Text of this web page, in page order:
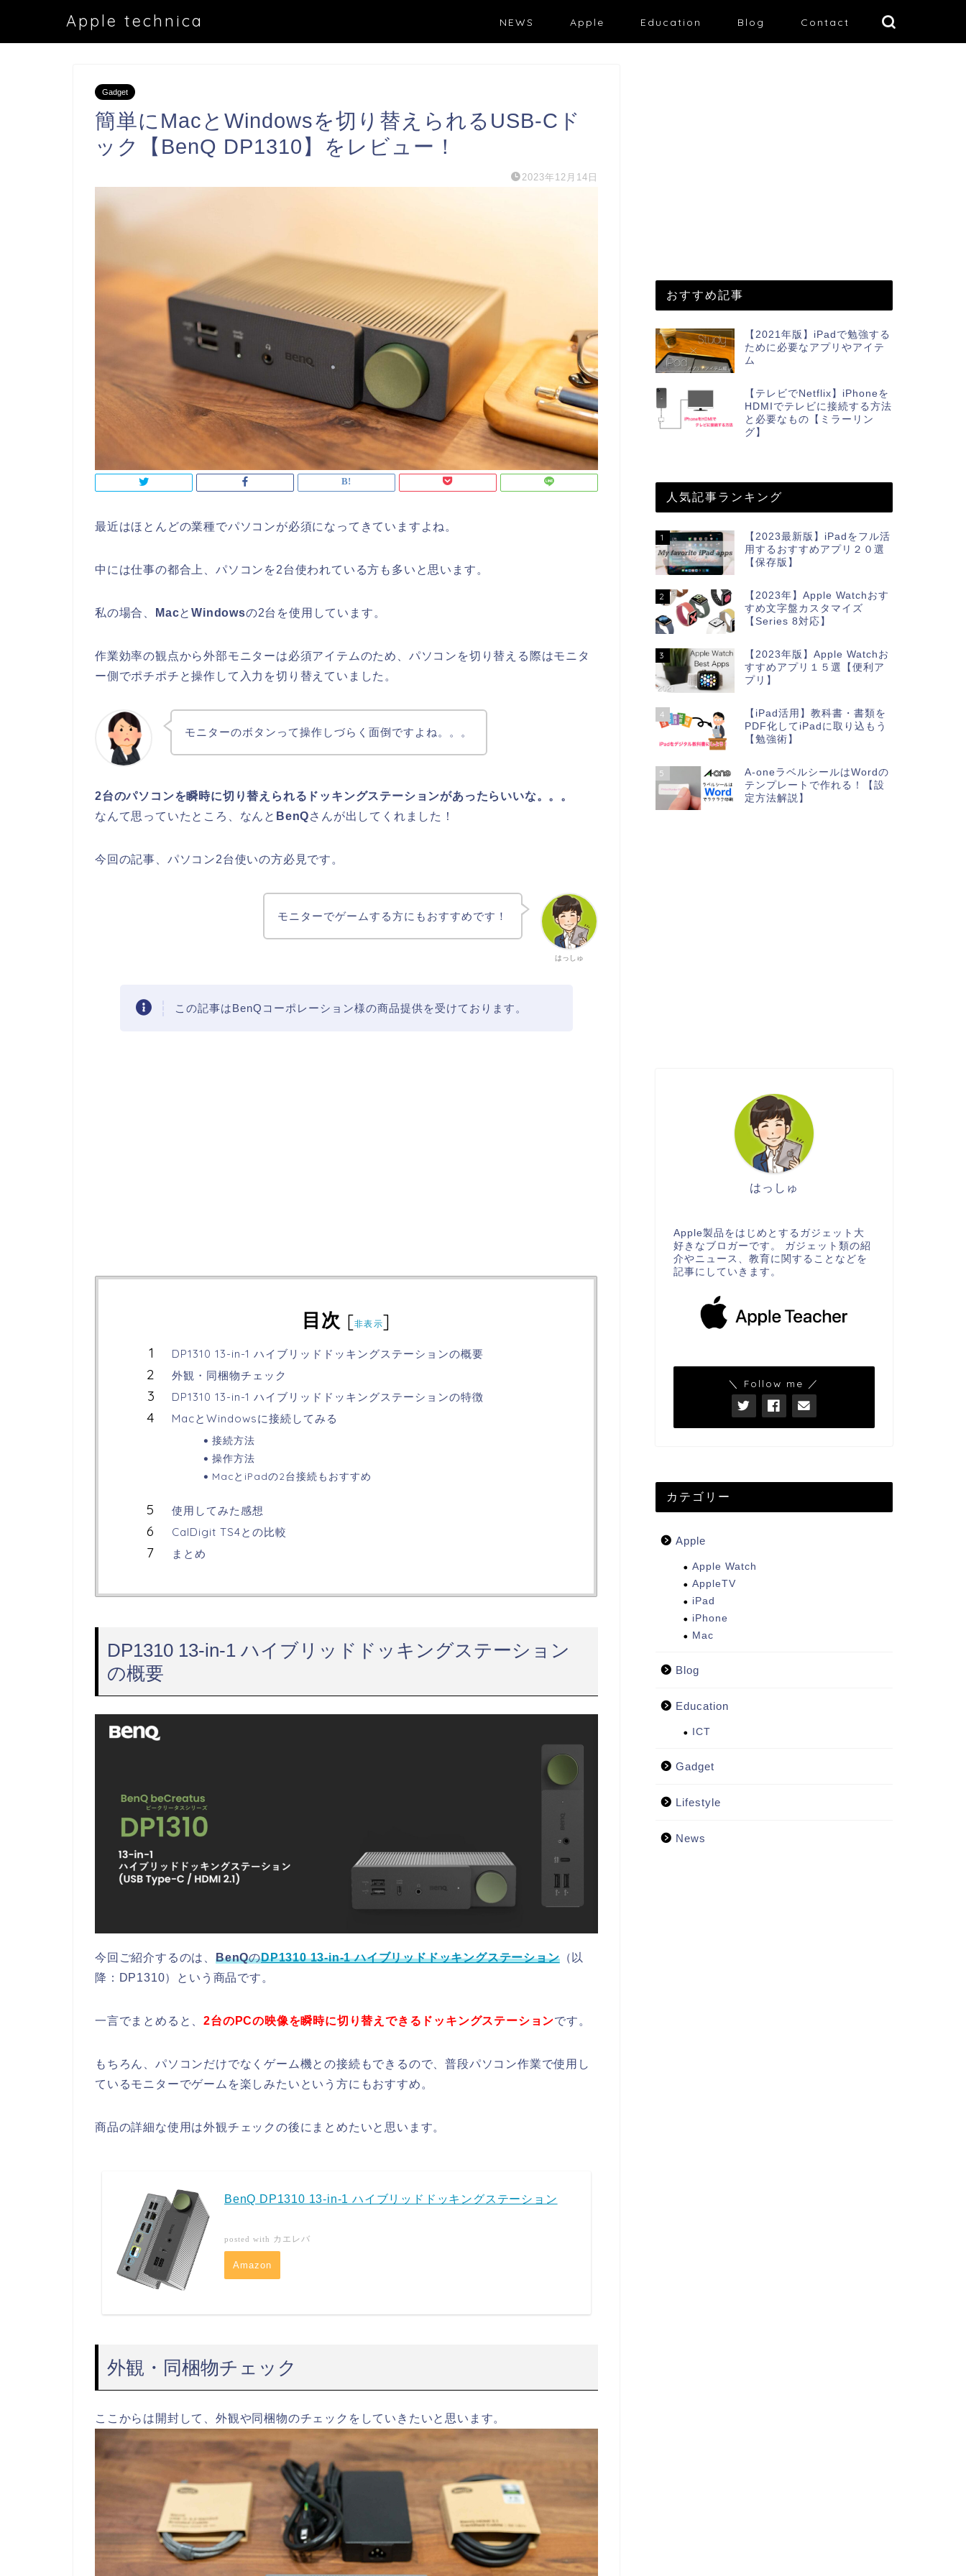
Apple technica NEWS Apple Education Blog Contact
Gadget
簡単にMacとWindowsを切り替えられるUSB-Cド
ック【BenQ DP1310】をレビュー！
2023年12月14日
最近はほとんどの業種でパソコンが必須になってきていますよね。
中には仕事の都合上、パソコンを2台使われている方も多いと思います。
私の場合、 MacとWindowsの2台を使用しています。
作業効率の観点から外部モニターは必須アイテムのため、パソコンを切り替える際はモニタ
ー側でポチポチと操作して入力を切り替えていました。
モニターのボタンって操作しづらく面倒ですよね。。。
2台のパソコンを瞬時に切り替えられるドッキングステーションがあったらいいな。。。
なんて思っていたところ、なんと BenQさんが出してくれました！
今回の記事、パソコン2台使いの方必見です。
はっしゅ
モニターでゲームする方にもおすすめです！
この記事はBenQコーポレーション様の商品提供を受けております。
目次 [非表示]
DP1310 13-in-1 ハイブリッドドッキングステーションの概要
外観・同梱物チェック
DP1310 13-in-1 ハイブリッドドッキングステーションの特徴
MacとWindowsに接続してみる
接続方法
操作方法
MacとiPadの2台接続もおすすめ
使用してみた感想
CalDigit TS4との比較
まとめ
DP1310 13-in-1 ハイブリッドドッキングステーション
の概要
今回ご紹介するのは、 BenQのDP1310 13-in-1 ハイブリッドドッキングステーション（以
降：DP1310）という商品です。
一言でまとめると、2台のPCの映像を瞬時に切り替えできるドッキングステーションです。
もちろん、パソコンだけでなくゲーム機との接続もできるので、普段パソコン作業で使用し
ているモニターでゲームを楽しみたいという方にもおすすめ。
商品の詳細な使用は外観チェックの後にまとめたいと思います。
BenQ DP1310 13-in-1 ハイブリッドドッキングステーション
posted with カエレバ
Amazon
外観・同梱物チェック
ここからは開封して、外観や同梱物のチェックをしていきたいと思います。
おすすめ記事
【2021年版】iPadで勉強する
ために必要なアプリやアイテ
ム
【テレビでNetflix】iPhoneを
HDMIでテレビに接続する方法
と必要なもの【ミラーリン
グ】
人気記事ランキング
1
【2023最新版】iPadをフル活
用するおすすめアプリ２０選
【保存版】
2
【2023年】Apple Watchおす
すめ文字盤カスタマイズ
【Series 8対応】
3
【2023年版】Apple Watchお
すすめアプリ１５選【便利ア
プリ】
4
【iPad活用】教科書・書類を
PDF化してiPadに取り込もう
【勉強術】
5
A-oneラベルシールはWordの
テンプレートで作れる！【設
定方法解説】
はっしゅ
Apple製品をはじめとするガジェット大
好きなブロガーです。 ガジェット類の紹
介やニュース、教育に関することなどを
記事にしていきます。
＼ Follow me ／
カテゴリー
Apple
Apple Watch
AppleTV
iPad
iPhone
Mac
Blog
Education
ICT
Gadget
Lifestyle
News